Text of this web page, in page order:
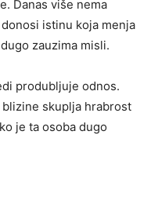
Danas više nema
istinu koja menja
zauzima misli.
produbljuje odnos.
skuplja hrabrost
je ta osoba dugo